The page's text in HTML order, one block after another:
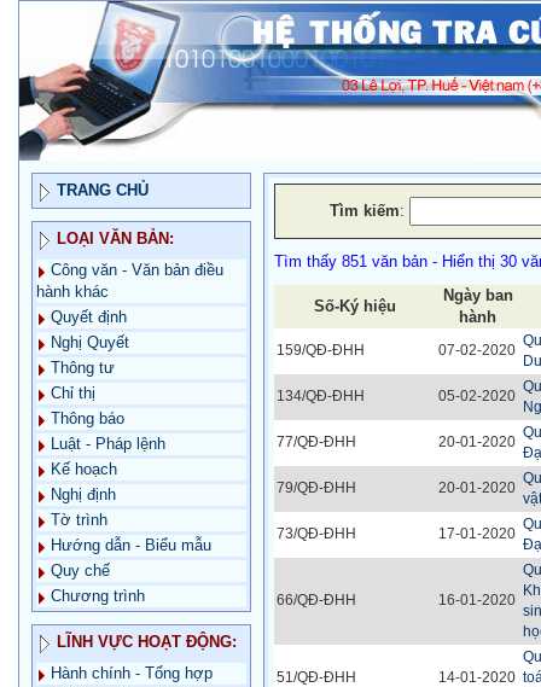
TRANG CHỦ
LOẠI VĂN BẢN:
Công văn - Văn bản điều
hành khác
Quyết định
Nghị Quyết
Thông tư
Chỉ thị
Thông báo
Luật - Pháp lệnh
Kế hoạch
Nghị định
Tờ trình
Hướng dẫn - Biểu mẫu
Quy chế
Chương trình
LĨNH VỰC HOẠT ĐỘNG:
Hành chính - Tổng hợp
Tìm kiếm:
Tìm thấy 851 văn bản - Hiển thị 30
Số-Ký hiệu
Ngày ban
hành
159/QĐ-ĐHH 07-02-2020
134/QĐ-ĐHH 05-02-2020
77/QĐ-ĐHH 20-01-2020
79/QĐ-ĐHH 20-01-2020
73/QĐ-ĐHH 17-01-2020
66/QĐ-ĐHH 16-01-2020
51/QĐ-ĐHH 14-01-2020